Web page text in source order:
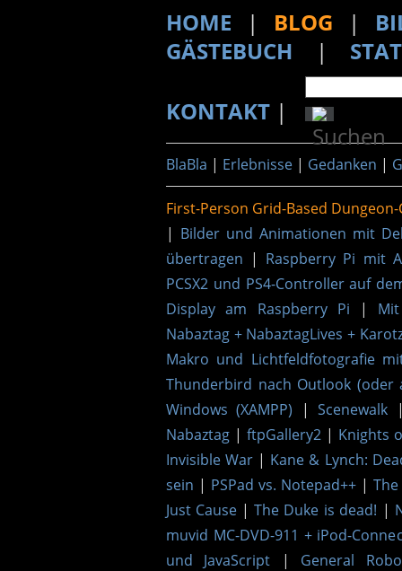
HOME | BLOG |
GÄSTEBUCH |
KONTAKT |
BlaBla | Erlebnisse | Gedanken |
First-Person Grid-Based
| Bilder und Animationen mit
übertragen | Raspberry Pi mit
PCSX2 und PS4-Controller auf
Display am Raspberry Pi |
Nabaztag + NabaztagLives +
Makro und Lichtfeldfotografie
Thunderbird nach Outlook (oder
Windows (XAMPP) | Scenewalk
Nabaztag | ftpGallery2 | Knights
Invisible War | Kane & Lynch:
sein | PSPad vs. Notepad++ |
Just Cause | The Duke is dead! |
muvid MC-DVD-911 + iPod-
und JavaScript | General